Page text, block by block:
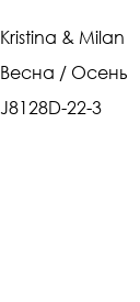
Kristina & Milan
Весна / Осень
J8128D-22-3